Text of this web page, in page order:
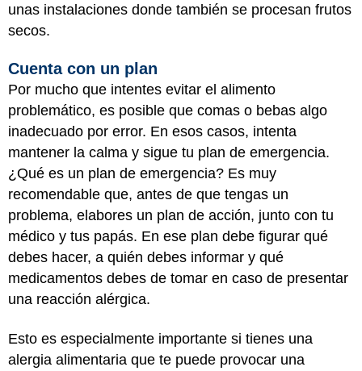
unas instalaciones donde también se procesan frutos
secos.
Cuenta con un plan
Por mucho que intentes evitar el alimento
problemático, es posible que comas o bebas algo
inadecuado por error. En esos casos, intenta
mantener la calma y sigue tu plan de emergencia.
¿Qué es un plan de emergencia? Es muy
recomendable que, antes de que tengas un
problema, elabores un plan de acción, junto con tu
médico y tus papás. En ese plan debe figurar qué
debes hacer, a quién debes informar y qué
medicamentos debes de tomar en caso de presentar
una reacción alérgica.
Esto es especialmente importante si tienes una
alergia alimentaria que te puede provocar una